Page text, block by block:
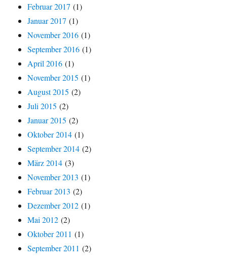
Februar 2017 (1)
Januar 2017 (1)
November 2016 (1)
September 2016 (1)
April 2016 (1)
November 2015 (1)
August 2015 (2)
Juli 2015 (2)
Januar 2015 (2)
Oktober 2014 (1)
September 2014 (2)
März 2014 (3)
November 2013 (1)
Februar 2013 (2)
Dezember 2012 (1)
Mai 2012 (2)
Oktober 2011 (1)
September 2011 (2)